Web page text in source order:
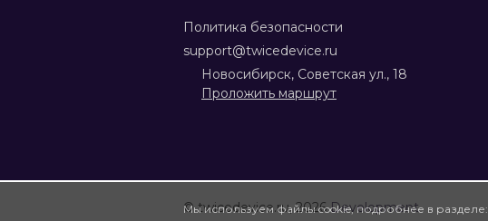
Политика безопасности
support@twicedevice.ru
Новосибирск, Советская ул., 18
Проложить маршрут
© twicedevice.ru, 2026 Development
Мы используем файлы cookie, подробнее в разделе: